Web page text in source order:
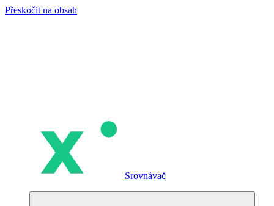
Přeskočit na obsah
Srovnávač